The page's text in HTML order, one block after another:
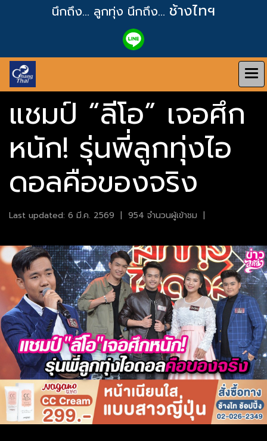
นึกถึง... ลูกทุ่ง นึกถึง... ช้างไทฯ
แชมป์ “ลีโอ” เจอศึก
หนัก! รุ่นพี่ลูกทุ่งไอ
ดอลคือของจริง
Last updated: 6 มี.ค. 2569 | 954 จำนวนผู้เข้าชม |